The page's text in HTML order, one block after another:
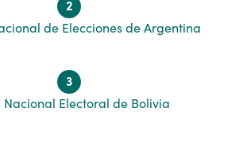
2
de Elecciones de Argentina
3
Nacional Electoral de Bolivia